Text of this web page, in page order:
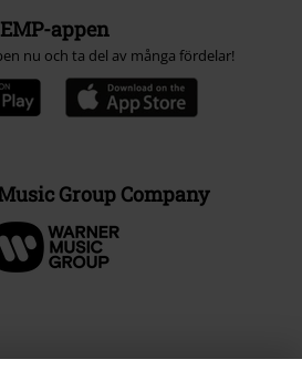
EMP-appen
nu och ta del av många fördelar!
Group Company